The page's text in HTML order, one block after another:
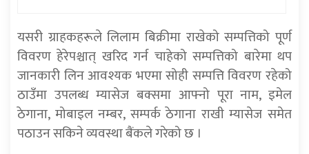
यसरी ग्राहकहरूले लिलाम बिक्रीमा राखेको सम्पत्तिको पूर्ण
विवरण हेरेपश्चात् खरिद गर्न चाहेको सम्पत्तिको बारेमा थप
जानकारी लिन आवश्यक भएमा सोही सम्पत्ति विवरण रहेको
ठाउँमा उपलब्ध म्यासेज बक्समा आफ्नो पूरा नाम, इमेल
ठेगाना, मोबाइल नम्बर, सम्पर्क ठेगाना राखी म्यासेज समेत
पठाउन सकिने व्यवस्था बैंकले गरेको छ ।